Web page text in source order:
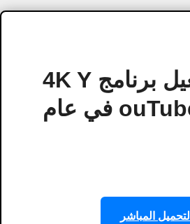
تنزيل وتفعيل برنامج 4K Y
ouTube to MP3 في عام
التحميل المباشر